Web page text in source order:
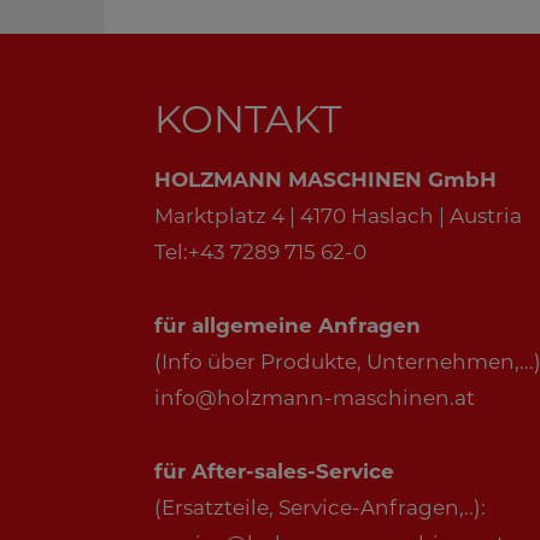
KONTAKT
HOLZMANN MASCHINEN GmbH
Marktplatz 4 | 4170 Haslach | Austria
Tel:+43 7289 715 62-0
für allgemeine Anfragen
(Info über Produkte,
info@holzmann-maschinen.at
für After-sales-Service
(Ersatzteile, Service-Anfragen,..):